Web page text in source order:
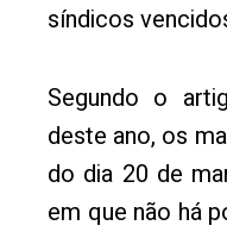
síndicos
Segundo o
deste ano, os
do dia 20 de
em que não há